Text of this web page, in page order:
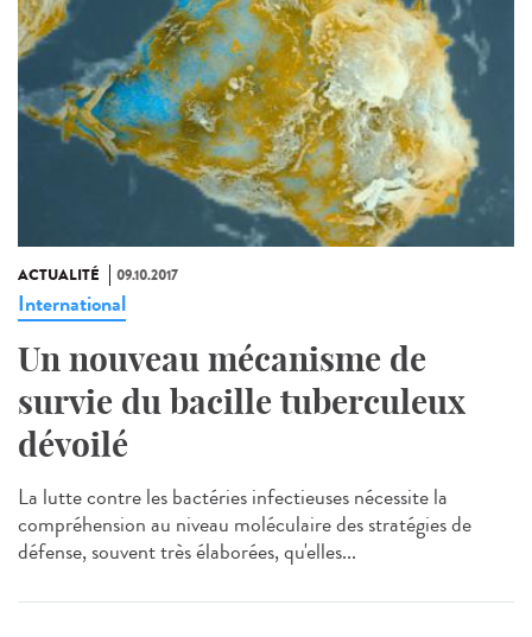
ACTUALITÉ 09.10.2017
International
Un nouveau mécanisme de
survie du bacille tuberculeux
dévoilé
La lutte contre les bactéries infectieuses nécessite la
compréhension au niveau moléculaire des stratégies de
défense, souvent très élaborées, qu'elles...